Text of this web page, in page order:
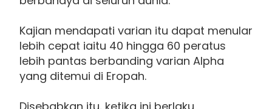
Kajian mendapati varian itu dapat menular
lebih cepat iaitu 40 hingga 60 peratus
lebih pantas berbanding varian Alpha
yang ditemui di Eropah.